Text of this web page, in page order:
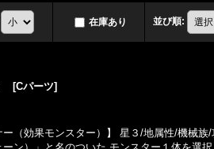
在庫あり 並び順:
[Cパーツ]
ー（効果モンスター）】 星３/地属性/機械